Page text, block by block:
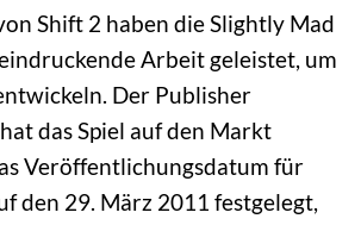
Shift 2 haben die Slightly Mad
Arbeit geleistet, um
Der Publisher
das Spiel auf den Markt
Veröffentlichungsdatum für
den 29. März 2011 festgelegt,